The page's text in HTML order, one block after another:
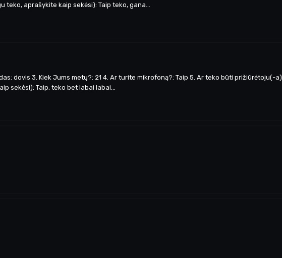
aprašykite kaip sekėsi): Taip teko, gana...
dovis 3. Kiek Jums metų?: 21 4. Ar turite mikrofoną?: Taip 5. Ar teko būti prižiūrėtoju(-a)
sekėsi): Taip, teko bet labai labai...